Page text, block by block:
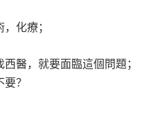
化療；
醫，就要面臨這個問題；
？